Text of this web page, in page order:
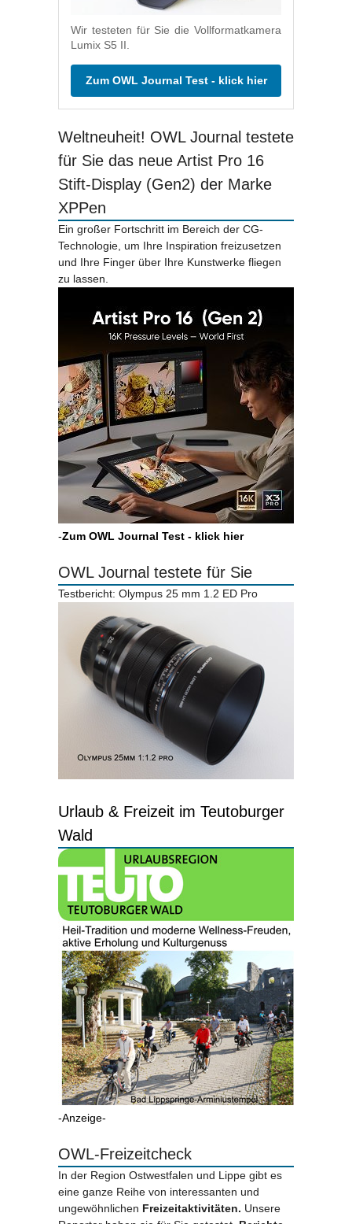
Wir testeten für Sie die Vollformatkamera
Lumix S5 II.
Zum OWL Journal Test - klick hier
Weltneuheit! OWL Journal testete
für Sie das neue Artist Pro 16
Stift-Display (Gen2) der Marke
XPPen
Ein großer Fortschritt im Bereich der CG-
Technologie, um Ihre Inspiration freizusetzen
und Ihre Finger über Ihre Kunstwerke fliegen
zu lassen.
-Zum OWL Journal Test - klick hier
OWL Journal testete für Sie
Testbericht: Olympus 25 mm 1.2 ED Pro
Urlaub & Freizeit im Teutoburger
Wald
-Anzeige-
OWL-Freizeitcheck
In der Region Ostwestfalen und Lippe gibt es
eine ganze Reihe von interessanten und
ungewöhnlichen Freizeitaktivitäten. Unsere